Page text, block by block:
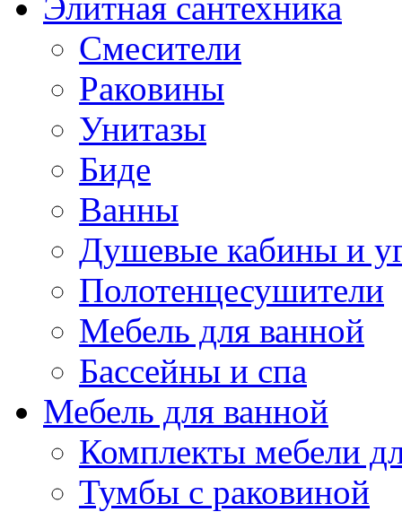
Смесители
Раковины
Унитазы
Биде
Ванны
Душевые кабины и
Полотенцесушители
Мебель для ванной
Бассейны и спа
Мебель для ванной
Комплекты мебели
Тумбы с раковиной